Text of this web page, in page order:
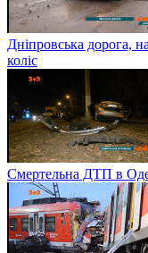
Дніпровська дорога,
коліс
Смертельна ДТП в